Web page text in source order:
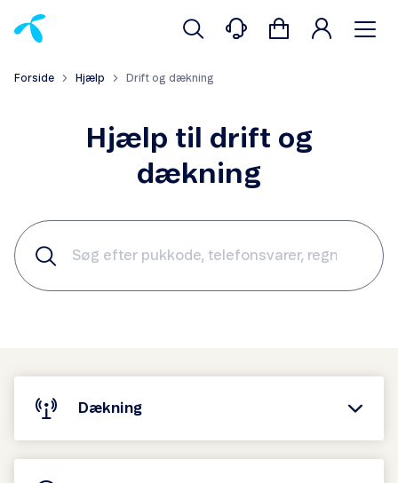
Forside Hjælp Drift og dækning
Hjælp til drift og
dækning
Dækning